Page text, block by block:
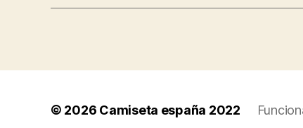
© 2026 Camiseta españa 2022